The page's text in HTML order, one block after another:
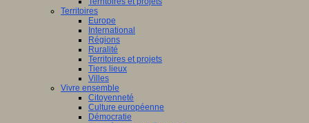
Territoires
Europe
International
Régions
Ruralité
Territoires et projets
Tiers lieux
Villes
Vivre ensemble
Citoyenneté
Culture européenne
Démocratie